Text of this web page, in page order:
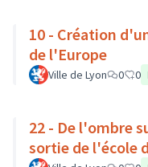
10 - Création
de l'Europe
Ville de Lyon 0 0
22 - De l'ombre
sortie de l'école